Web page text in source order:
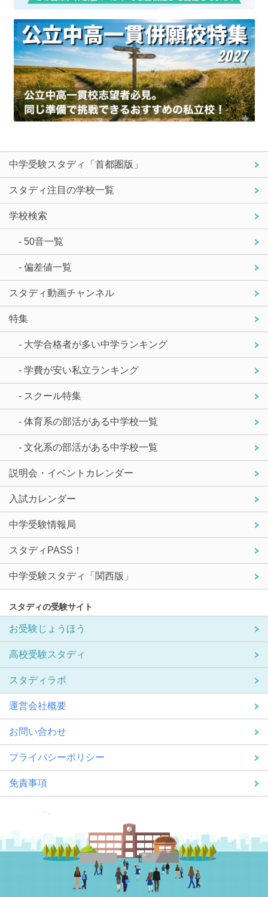
中学受験スタディ「首都圏版」
スタディ注目の学校一覧
学校検索
- 50音一覧
- 偏差値一覧
スタディ動画チャンネル
特集
- 大学合格者が多い中学ランキング
- 学費が安い私立ランキング
- スクール特集
- 体育系の部活がある中学校一覧
- 文化系の部活がある中学校一覧
説明会・イベントカレンダー
入試カレンダー
中学受験情報局
スタディPASS！
中学受験スタディ「関西版」
スタディの受験サイト
お受験じょうほう
高校受験スタディ
スタディラボ
運営会社概要
お問い合わせ
プライバシーポリシー
免責事項